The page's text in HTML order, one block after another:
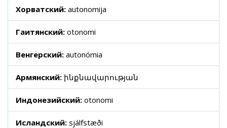
Хорватский: autonomija
Гаитянский: otonomi
Венгерский: autonómia
Армянский: ինքնավարության
Индонезийский: otonomi
Исландский: sjálfstæði